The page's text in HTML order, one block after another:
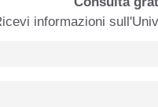
informazioni